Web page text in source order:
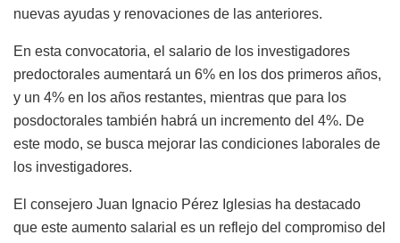
nuevas ayudas y renovaciones de las anteriores.
En esta convocatoria, el salario de los investigadores
predoctorales aumentará un 6% en los dos primeros años,
y un 4% en los años restantes, mientras que para los
posdoctorales también habrá un incremento del 4%. De
este modo, se busca mejorar las condiciones laborales de
los investigadores.
El consejero Juan Ignacio Pérez Iglesias ha destacado
que este aumento salarial es un reflejo del compromiso del